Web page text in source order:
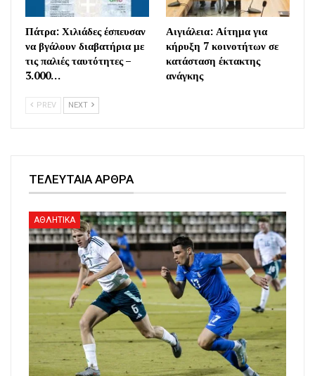
Πάτρα: Χιλιάδες έσπευσαν
να βγάλουν διαβατήρια με
τις παλιές ταυτότητες –
3.000…
Αιγιάλεια: Αίτημα για
κήρυξη 7 κοινοτήτων σε
κατάσταση έκτακτης
ανάγκης
PREV NEXT
ΤΕΛΕΥΤΑΙΑ ΑΡΘΡΑ
ΑΘΛΗΤΙΚΑ